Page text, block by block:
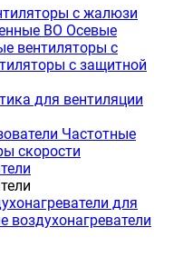
с жалюзи
ВО Осевые
вентиляторы с
с защитной
для вентиляции
Частотные
скорости
для
воздухонагреватели